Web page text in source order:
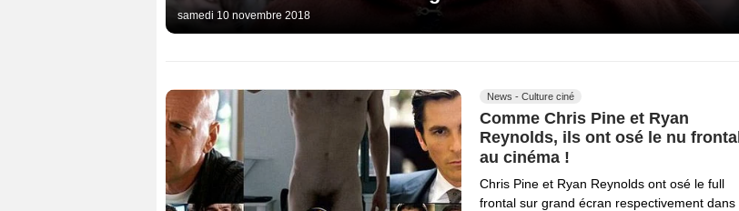
samedi 10 novembre 2018
News - Culture ciné
Comme Chris Pine et Ryan
Reynolds, ils ont osé le nu frontal
au cinéma !
Chris Pine et Ryan Reynolds ont osé le full
frontal sur grand écran respectivement dans